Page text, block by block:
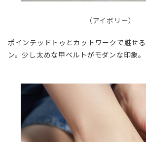
（アイボリー）
ポインテッドトゥとカットワークで魅せ
ン。少し太めな甲ベルトがモダンな印象。